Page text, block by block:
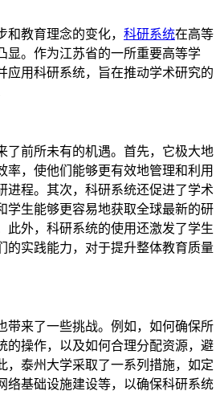
教育理念的变化， 科研系统在高等
显。作为江苏省的一所重要高等学
应用科研系统，旨在推动学术研究的
了前所未有的机遇。首先，它极大地
率，使他们能够更有效地管理和利用
进程。其次，科研系统还促进了学术
学生能够更容易地获取全球最新的研
此外，科研系统的使用还激发了学生
的实践能力，对于提升整体教育质量
带来了一些挑战。例如，如何确保所
的操作，以及如何合理分配资源，避
，泰州大学采取了一系列措施，如定
络基础设施建设等，以确保科研系统